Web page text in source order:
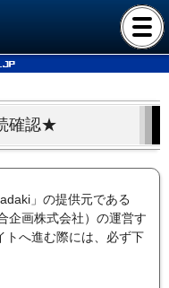
確認★
」の提供元である
企画株式会社）の運営す
トへ進む際には、必ず下